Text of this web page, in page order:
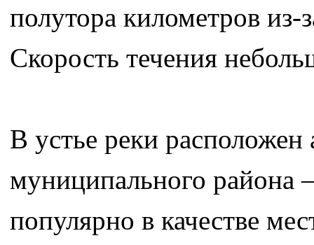
полутора километров
Скорость течения
В устье реки
муниципального района
популярно в качестве